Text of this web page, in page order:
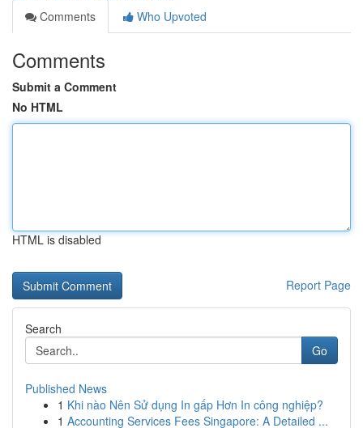
Comments
Who Upvoted
Comments
Submit a Comment
No HTML
HTML is disabled
Report Page
Search
Go
Published News
1 Khi nào Nên Sử dụng In gấp Hơn In công nghiệp?
1 Accounting Services Fees Singapore: A Detailed ...